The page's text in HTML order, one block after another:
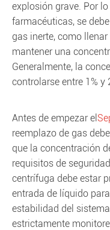
explosión grave. Por
farmacéuticas, se
gas inerte, como
mantener una
Generalmente, la
controlarse entre 1% y
Antes de empezar el
reemplazo de gas
que la concentración
requisitos de
centrífuga debe estar
entrada de líquido
estabilidad del
estrictamente